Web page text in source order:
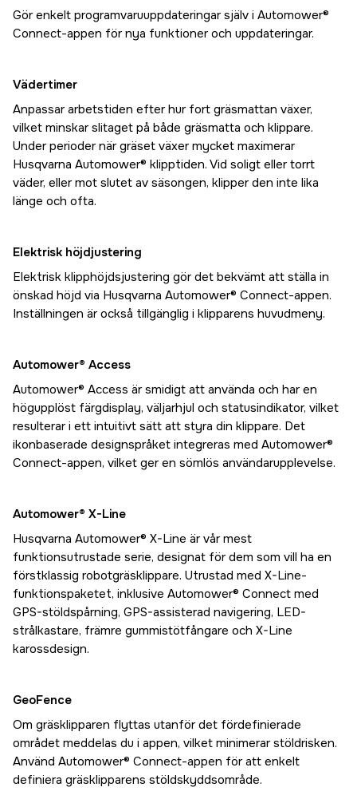
Gör enkelt programvaruuppdateringar själv i Automower®
Connect-appen för nya funktioner och uppdateringar.
Vädertimer
Anpassar arbetstiden efter hur fort gräsmattan växer,
vilket minskar slitaget på både gräsmatta och klippare.
Under perioder när gräset växer mycket maximerar
Husqvarna Automower® klipptiden. Vid soligt eller torrt
väder, eller mot slutet av säsongen, klipper den inte lika
länge och ofta.
Elektrisk höjdjustering
Elektrisk klipphöjdsjustering gör det bekvämt att ställa in
önskad höjd via Husqvarna Automower® Connect-appen.
Inställningen är också tillgänglig i klipparens huvudmeny.
Automower® Access
Automower® Access är smidigt att använda och har en
högupplöst färgdisplay, väljarhjul och statusindikator, vilket
resulterar i ett intuitivt sätt att styra din klippare. Det
ikonbaserade designspråket integreras med Automower®
Connect-appen, vilket ger en sömlös användarupplevelse.
Automower® X-Line
Husqvarna Automower® X-Line är vår mest
funktionsutrustade serie, designat för dem som vill ha en
förstklassig robotgräsklippare. Utrustad med X-Line-
funktionspaketet, inklusive Automower® Connect med
GPS-stöldspårning, GPS-assisterad navigering, LED-
strålkastare, främre gummistötfångare och X-Line
karossdesign.
GeoFence
Om gräsklipparen flyttas utanför det fördefinierade
området meddelas du i appen, vilket minimerar stöldrisken.
Använd Automower® Connect-appen för att enkelt
definiera gräsklipparens stöldskyddsområde.